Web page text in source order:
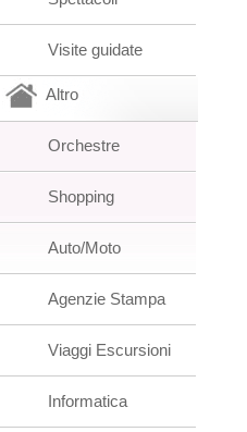
Visite guidate
Altro
Orchestre
Shopping
Auto/Moto
Agenzie Stampa
Viaggi Escursioni
Informatica